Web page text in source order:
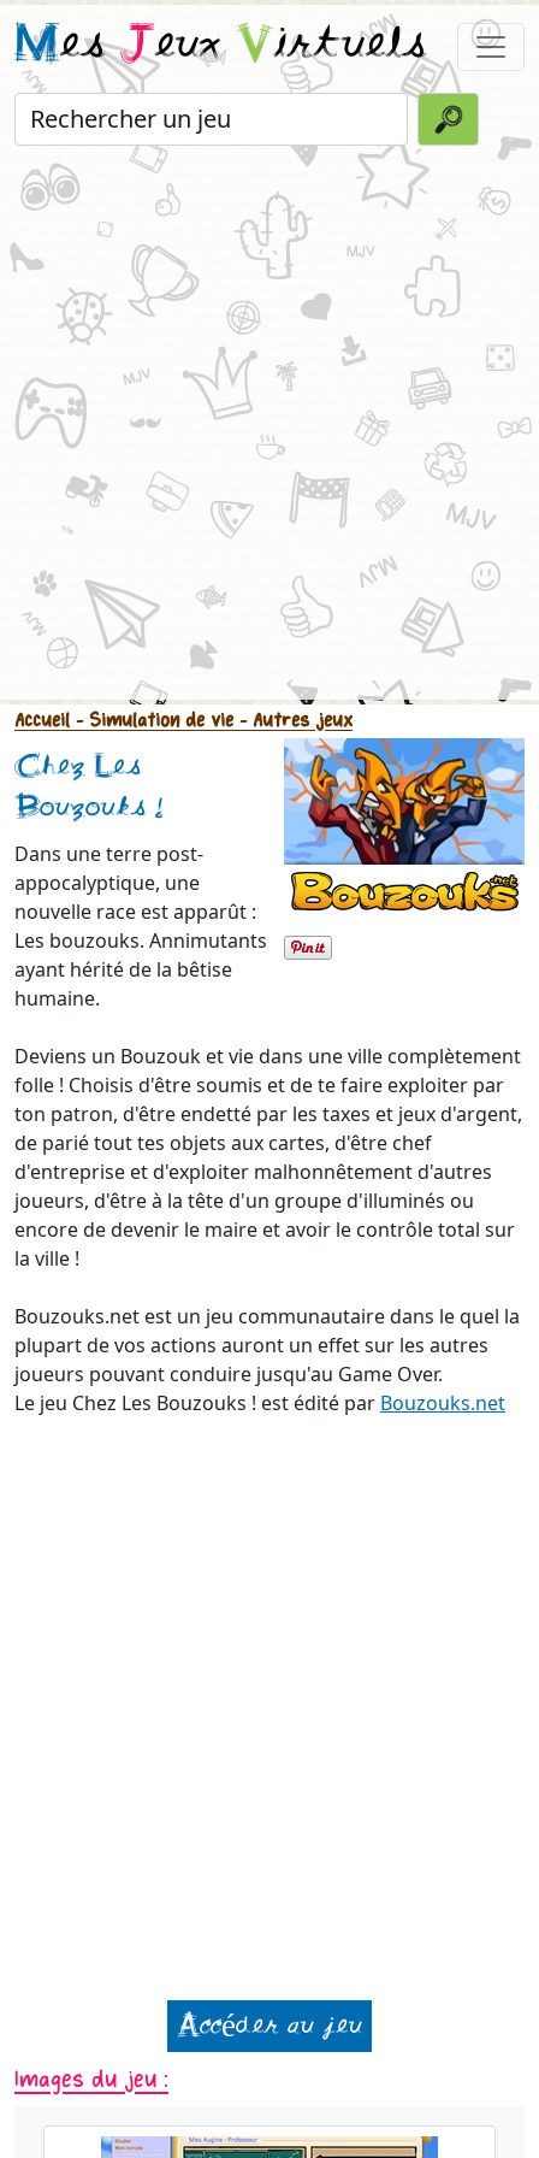
MesJeuxVirtuels
Accueil - Simulation de vie- Autres jeux
Chez Les
Bouzouks !
Dans une terre post-
appocalyptique, une
nouvelle race est apparût :
Les bouzouks. Annimutants
ayant hérité de la bêtise
humaine.
Deviens un Bouzouk et vie dans une ville complètement
folle ! Choisis d'être soumis et de te faire exploiter par
ton patron, d'être endetté par les taxes et jeux d'argent,
de parié tout tes objets aux cartes, d'être chef
d'entreprise et d'exploiter malhonnêtement d'autres
joueurs, d'être à la tête d'un groupe d'illuminés ou
encore de devenir le maire et avoir le contrôle total sur
la ville !
Bouzouks.net est un jeu communautaire dans le quel la
plupart de vos actions auront un effet sur les autres
joueurs pouvant conduire jusqu'au Game Over.
Le jeu Chez Les Bouzouks ! est édité par Bouzouks.net
Accéder au jeu
Images du jeu :